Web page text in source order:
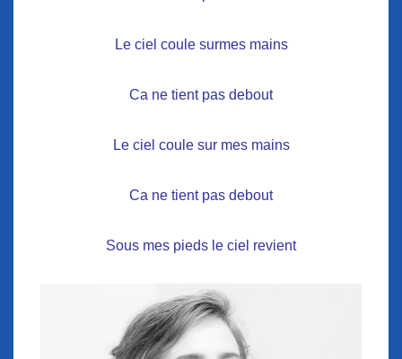
Le ciel coule surmes mains
Ca ne tient pas debout
Le ciel coule sur mes mains
Ca ne tient pas debout
Sous mes pieds le ciel revient